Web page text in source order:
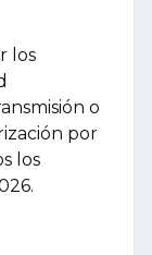
los
o
por
los